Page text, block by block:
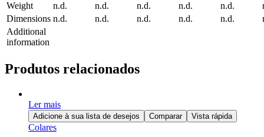
Weight
n.d. n.d. n.d. n.d. n.d.
Dimensions n.d. n.d. n.d. n.d. n.d.
Additional
information
Produtos relacionados
Ler mais
Adicione à sua lista de desejos Comparar Vista rápida
Colares